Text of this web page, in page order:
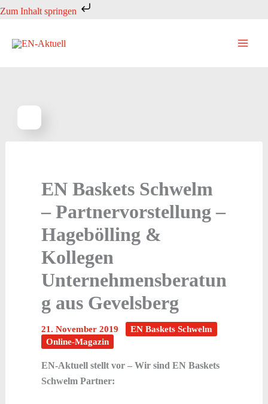
Zum Inhalt springen
Zum
springen
EN Baskets Schwelm
– Partnervorstellung –
Hagebölling &
Kollegen
Unternehmensberatun
g aus Gevelsberg
21. November 2019
EN Baskets Schwelm
Online-Magazin
EN-Aktuell stellt vor – Wir sind EN Baskets
Schwelm Partner: